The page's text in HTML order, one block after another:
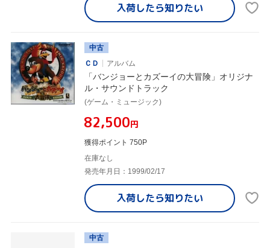
入荷したら知りたい
中古
ＣＤ
アルバム
「バンジョーとカズーイの大冒険」オリジナ
ル・サウンドトラック
(ゲーム・ミュージック)
¥82,500円
獲得ポイント 750P
在庫なし
発売年月日：1999/02/17
入荷したら知りたい
中古